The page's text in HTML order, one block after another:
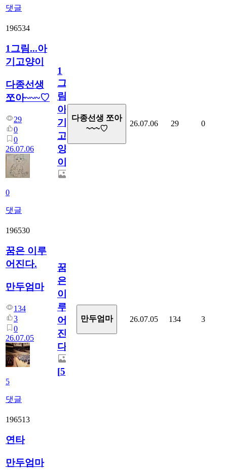
댓글
196534
1그림...아
기고양이
다종선생
쪼아~~~♡
29
0
0
26.07.06
0
댓글
1
그
림...
아
기
고
양
이
다종선생 쪼아
~~~♡
26.07.06 29 0
196530
꿈은 이루
어진다.
만두엄마
134
3
0
26.07.05
5
댓글
꿈
은
이
루
어
진
다.
[5]
만두엄마 26.07.05 134 3
196513
연타
만두엄마